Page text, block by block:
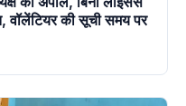
वॉलेंटियर की सूची समय पर